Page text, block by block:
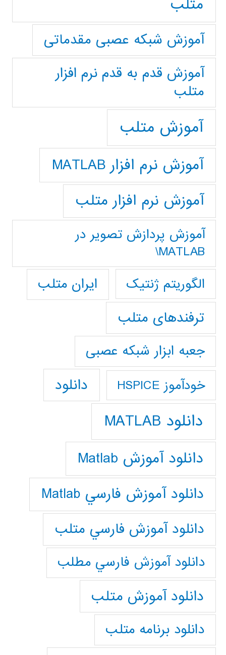
متلب
آموزش شبکه عصبی مقدماتی
آموزش قدم به قدم نرم افزار
متلب
آموزش متلب
آموزش نرم افزار MATLAB
آموزش نرم افزار متلب
آموزش پردازش تصوير در
MATLAB\
الگوریتم ژنتیک
ایران متلب
ترفندهای متلب
جعبه ابزار شبکه عصبی
خودآموز HSPICE دانلود
دانلود MATLAB
دانلود آموزش Matlab
دانلود آموزش فارسي Matlab
دانلود آموزش فارسي متلب
دانلود آموزش فارسي مطلب
دانلود آموزش متلب
دانلود برنامه متلب